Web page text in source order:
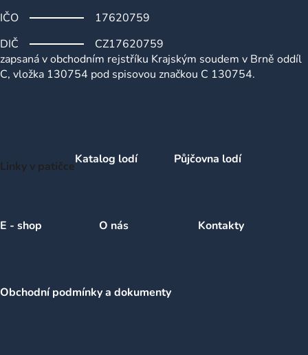
IČO
17620759
DIČ
CZ17620759
zapsaná v obchodním rejstříku Krajským soudem v Brně oddíl
C, vložka 130754 pod spisovou značkou C 130754.
Linky v patičceKatalog lodí Půjčovna lodí
E - shop O nás Kontakty
Obchodní podmínky a dokumenty